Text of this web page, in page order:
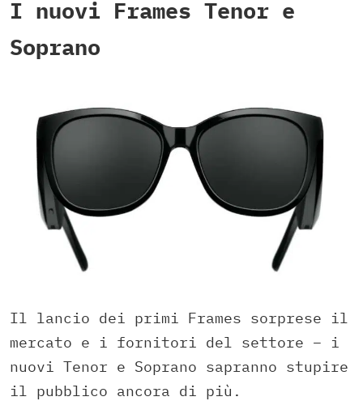
I nuovi Frames Tenor e
Soprano
Il lancio dei primi Frames sorprese il
mercato e i fornitori del settore – i
nuovi Tenor e Soprano sapranno stupire
il pubblico ancora di più.